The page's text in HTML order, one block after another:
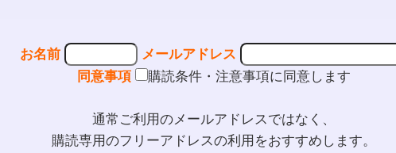
お名前
メールアドレス
同意事項
購読条件・注意事項に同意します
通常ご利用のメールアドレスではなく、
購読専用のフリーアドレスの利用をおすすめします。